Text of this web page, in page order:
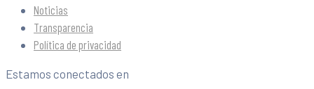
Noticias
Transparencia
Política de privacidad
Estamos conectados en